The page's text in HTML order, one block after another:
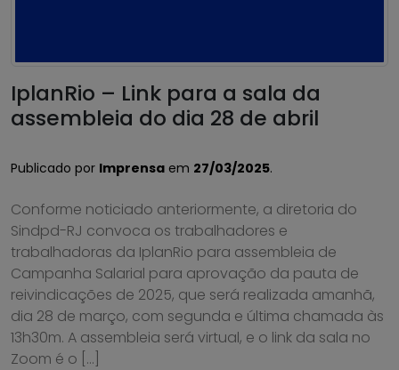
IplanRio – Link para a sala da
assembleia do dia 28 de abril
Publicado por Imprensa em 27/03/2025.
Conforme noticiado anteriormente, a diretoria do
Sindpd-RJ convoca os trabalhadores e
trabalhadoras da IplanRio para assembleia de
Campanha Salarial para aprovação da pauta de
reivindicações de 2025, que será realizada amanhã,
dia 28 de março, com segunda e última chamada às
13h30m. A assembleia será virtual, e o link da sala no
Zoom é o […]